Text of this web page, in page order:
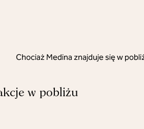
Chociaż Medina znajduje się w
w pobliżu